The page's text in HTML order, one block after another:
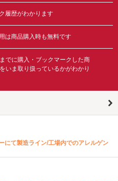
履歴がわかります
は商品購入時も無料です
でに購入・ブックマークした商
いま取り扱っているかがわかり
にて製造ライン/工場内でのアレルゲン